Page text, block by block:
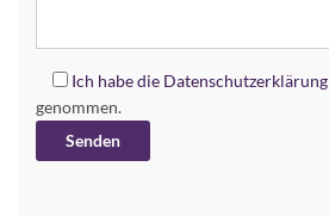
Ich habe die Datenschutzerklärung
genommen.